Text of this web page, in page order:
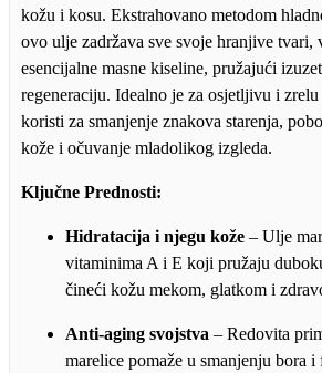
kožu i kosu. Ekstrahovano metodom
ovo ulje zadržava sve svoje hranjive tvari,
esencijalne masne kiseline, pružajući
regeneraciju. Idealno je za osjetljivu i zrelu
koristi za smanjenje znakova starenja,
kože i očuvanje mladolikog izgleda.
Ključne Prednosti:
Hidratacija i njegu kože – Ulje
vitaminima A i E koji pružaju
čineći kožu mekom, glatkom i
Anti-aging svojstva – Redovita
marelice pomaže u smanjenju bora